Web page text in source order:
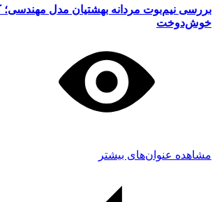
بررسی نیم‌بوت مردانه بهشتیان مدل مهندسی؛
خوش‌دوخت
مشاهده عنوان‌های بیشتر